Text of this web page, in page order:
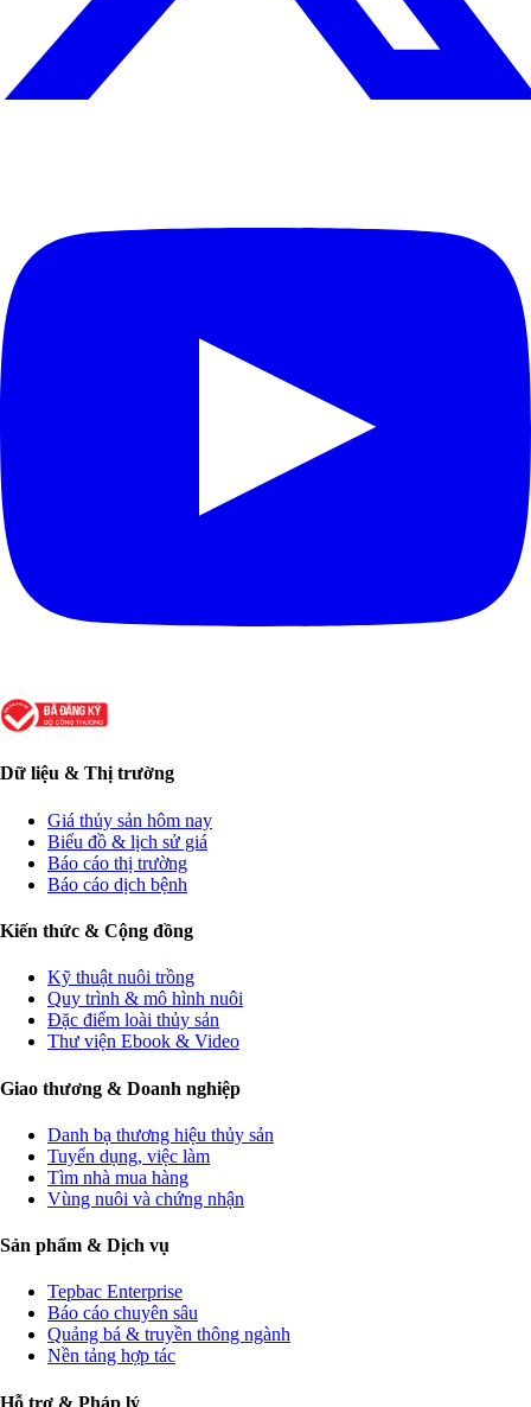
Dữ liệu & Thị trường
Giá thủy sản hôm nay
Biểu đồ & lịch sử giá
Báo cáo thị trường
Báo cáo dịch bệnh
Kiến thức & Cộng đồng
Kỹ thuật nuôi trồng
Quy trình & mô hình nuôi
Đặc điểm loài thủy sản
Thư viện Ebook & Video
Giao thương & Doanh nghiệp
Danh bạ thương hiệu thủy sản
Tuyển dụng, việc làm
Tìm nhà mua hàng
Vùng nuôi và chứng nhận
Sản phẩm & Dịch vụ
Tepbac Enterprise
Báo cáo chuyên sâu
Quảng bá & truyền thông ngành
Nền tảng hợp tác
Hỗ trợ & Pháp lý